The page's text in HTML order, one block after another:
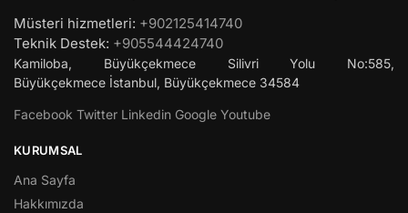
Müsteri hizmetleri: +902125414740
Teknik Destek: +905544424740
Kamiloba, Büyükçekmece Silivri Yolu No:585,
Büyükçekmece İstanbul, Büyükçekmece 34584
Facebook Twitter Linkedin Google Youtube
KURUMSAL
Ana Sayfa
Hakkımızda